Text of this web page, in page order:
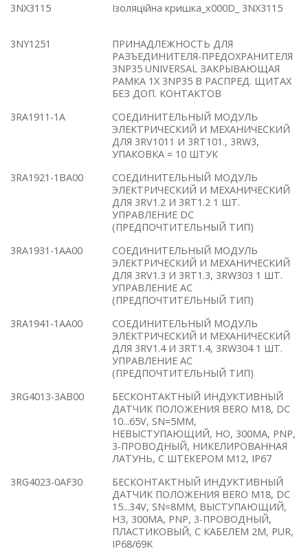
3NX3115 Ізоляційна кришка_x000D_ 3NX3115
3NY1251
ПРИНАДЛЕЖНОСТЬ ДЛЯ
РАЗЪЕДИНИТЕЛЯ-ПРЕДОХРАНИТЕЛЯ
3NP35 UNIVERSAL ЗАКРЫВАЮЩАЯ
РАМКА 1X 3NP35 В РАСПРЕД. ЩИТАХ
БЕЗ ДОП. КОНТАКТОВ
3RA1911-1A
СОЕДИНИТЕЛЬНЫЙ МОДУЛЬ
ЭЛЕКТРИЧЕСКИЙ И МЕХАНИЧЕСКИЙ
ДЛЯ 3RV1011 И 3RT101., 3RW3,
УПАКОВКА = 10 ШТУК
3RA1921-1BA00
СОЕДИНИТЕЛЬНЫЙ МОДУЛЬ
ЭЛЕКТРИЧЕСКИЙ И МЕХАНИЧЕСКИЙ
ДЛЯ 3RV1.2 И 3RT1.2 1 ШТ.
УПРАВЛЕНИЕ DС
(ПРЕДПОЧТИТЕЛЬНЫЙ ТИП)
3RA1931-1AA00
СОЕДИНИТЕЛЬНЫЙ МОДУЛЬ
ЭЛЕКТРИЧЕСКИЙ И МЕХАНИЧЕСКИЙ
ДЛЯ 3RV1.3 И 3RT1.3, 3RW303 1 ШТ.
УПРАВЛЕНИЕ AС
(ПРЕДПОЧТИТЕЛЬНЫЙ ТИП)
3RA1941-1AA00
СОЕДИНИТЕЛЬНЫЙ МОДУЛЬ
ЭЛЕКТРИЧЕСКИЙ И МЕХАНИЧЕСКИЙ
ДЛЯ 3RV1.4 И 3RT1.4, 3RW304 1 ШТ.
УПРАВЛЕНИЕ AС
(ПРЕДПОЧТИТЕЛЬНЫЙ ТИП)
3RG4013-3AB00
БЕСКОНТАКТНЫЙ ИНДУКТИВНЫЙ
ДАТЧИК ПОЛОЖЕНИЯ BERO M18, DC
10...65V, SN=5ММ,
НЕВЫСТУПАЮЩИЙ, НО, 300MA, PNP,
3-ПРОВОДНЫЙ, НИКЕЛИРОВАННАЯ
ЛАТУНЬ, С ШТЕКЕРОМ M12, IP67
3RG4023-0AF30
БЕСКОНТАКТНЫЙ ИНДУКТИВНЫЙ
ДАТЧИК ПОЛОЖЕНИЯ BERO M18, DC
15...34V, SN=8ММ, ВЫСТУПАЮЩИЙ,
НЗ, 300MA, PNP, 3-ПРОВОДНЫЙ,
ПЛАСТИКОВЫЙ, С КАБЕЛЕМ 2M, PUR,
IP68/69K